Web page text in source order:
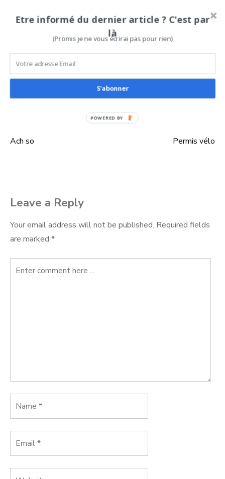
ça vaut bien un trimestre sans internet.
Enfin, je me le dis après coup.
Posted in
Post
Ach so Permis vélo
Leave a Reply
Your email address will not be published. Required fields
are marked *
Etre informé du dernier article ? C'est par
là
(Promis je ne vous écrirai pas pour rien)
S'abonner
POWERED BY